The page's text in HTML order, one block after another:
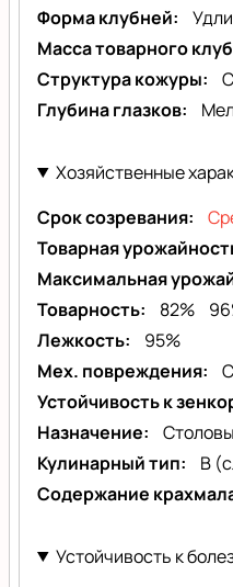
Форма клубней
Масса товарного
Структура кожуры
Глубина глазков
Хозяйственные
Срок созревания
Товарная
Максимальная
Товарность
82%
Лежкость
95%
Мех. повреждения
Устойчивость к
Назначение
Кулинарный тип
B
Содержание
Устойчивость к